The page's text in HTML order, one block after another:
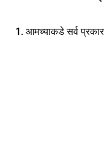
1. आमच्याकडे सर्व